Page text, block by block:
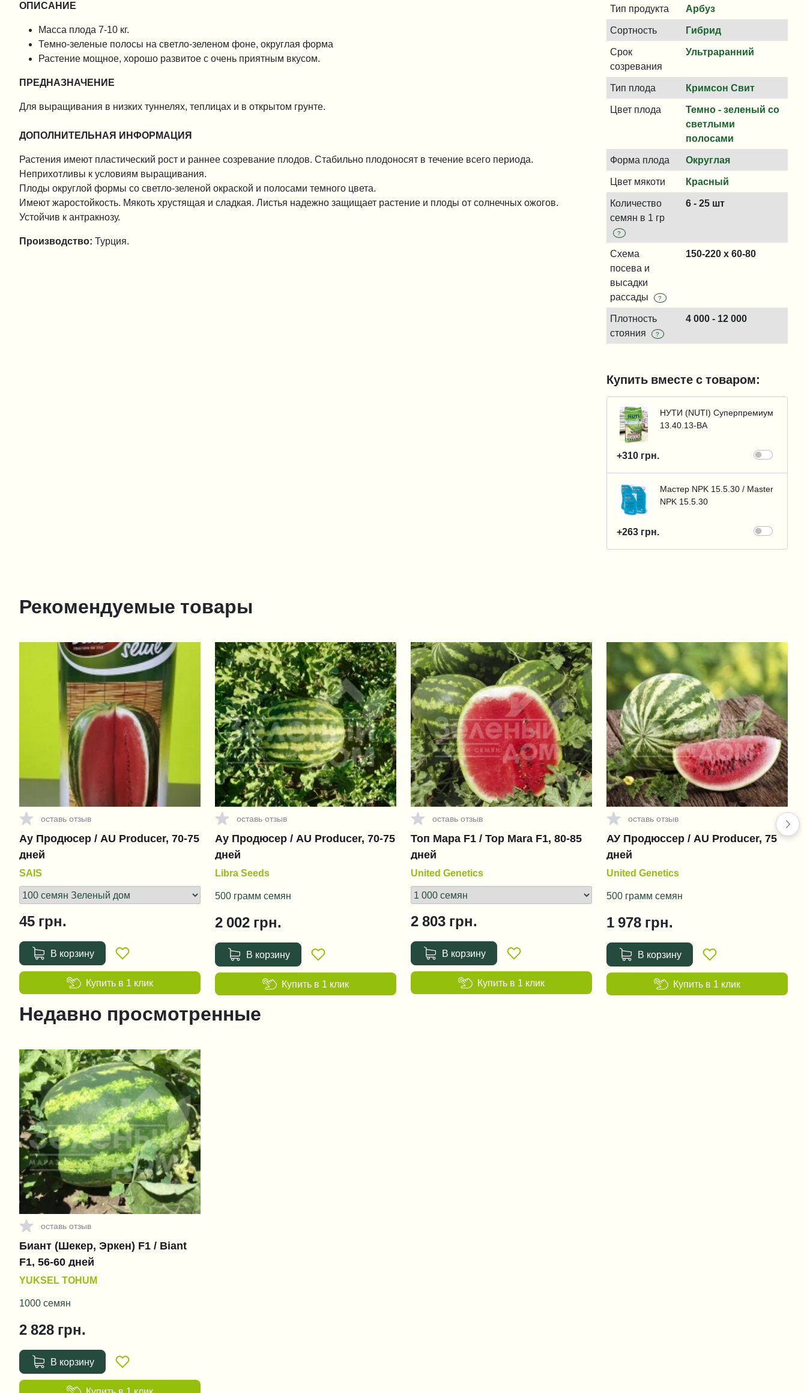
Тип продукта Арбуз
Сортность Гибрид
Срок
созревания
Ультраранний
Тип плода Кримсон Свит
Цвет плода
Темно - зеленый со
светлыми
полосами
Форма плода Округлая
Цвет мякоти Красный
Количество
семян в 1 гр
?
6 - 25 шт
Схема
посева и
высадки
рассады
?
150-220 x 60-80
Плотность
стояния
?
4 000 - 12 000
Купить вместе с товаром:
НУТИ (NUTI) Суперпремиум
13.40.13-BA
+310 грн.
Мастер NPK 15.5.30 / Master
NPK 15.5.30
+263 грн.
ОПИСАНИЕ
Масса плода 7-10 кг.
Темно-зеленые полосы на светло-зеленом фоне, округлая форма
Растение мощное, хорошо развитое с очень приятным вкусом.
ПРЕДНАЗНАЧЕНИЕ
Для выращивания в низких туннелях, теплицах и в открытом грунте.
ДОПОЛНИТЕЛЬНАЯ ИНФОРМАЦИЯ
Растения имеют пластический рост и раннее созревание плодов. Стабильно плодоносят в течение всего периода.
Неприхотливы к условиям выращивания.
Плоды округлой формы со светло-зеленой окраской и полосами темного цвета.
Имеют жаростойкость. Мякоть хрустящая и сладкая. Листья надежно защищает растение и плоды от солнечных ожогов.
Устойчив к антракнозу.
Производство: Турция.
Рекомендуемые товары
оставь отзыв
Ау Продюсер / AU Producer, 70-75
дней
SAIS
45 грн.
В корзину
Купить в 1 клик
оставь отзыв
Ау Продюсер / AU Producer, 70-75
дней
Libra Seeds
500 грамм семян
2 002 грн.
В корзину
Купить в 1 клик
оставь отзыв
Топ Мара F1 / Top Mara F1, 80-85
дней
United Genetics
2 803 грн.
В корзину
Купить в 1 клик
оставь отзыв
АУ Продюссер / AU Producer, 75
дней
United Genetics
500 грамм семян
1 978 грн.
В корзину
Купить в 1 клик
Недавно просмотренные
оставь отзыв
Биант (Шекер, Эркен) F1 / Biant
F1, 56-60 дней
YUKSEL TOHUM
1000 семян
2 828 грн.
В корзину